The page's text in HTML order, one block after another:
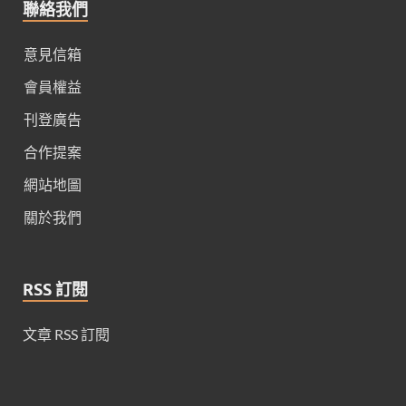
聯絡我們
意見信箱
會員權益
刊登廣告
合作提案
網站地圖
關於我們
RSS 訂閱
文章 RSS 訂閱